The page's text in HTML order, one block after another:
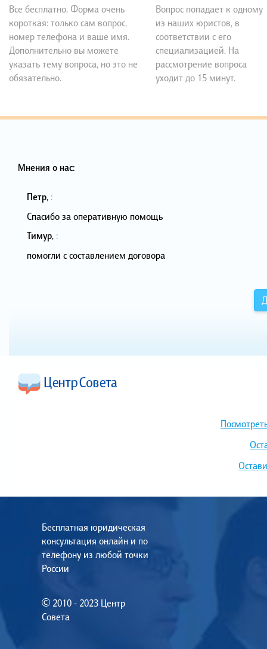
Все бесплатно. Форма очень
короткая: только сам вопрос,
номер телефона и ваше имя.
Дополнительно вы можете
указать тему вопроса, но это не
обязательно.
Вопрос попадает к одному
из наших юристов, в
соответствии с его
специализацией. На
рассмотрение вопроса
уходит до 15 минут.
Мнения о нас:
Петр, :
Спасибо за оперативную помощь
Тимур, :
помогли с составлением договора
Бесплатная юридическая
консультация онлайн и по
телефону из любой точки
России
© 2010 - 2023 Центр
Совета